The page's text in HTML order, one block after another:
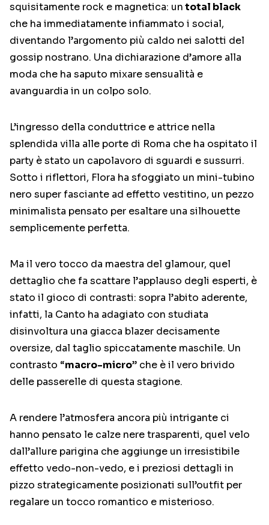
squisitamente rock e magnetica: untotal black
che ha immediatamente infiammato i social,
diventando l’argomento più caldo nei salotti del
gossip nostrano. Una dichiarazione d’amore alla
moda che ha saputo mixare sensualità e
avanguardia in un colpo solo.
L’ingresso della conduttrice e attrice nella
splendida villa alle porte di Roma che ha ospitato il
party è stato un capolavoro di sguardi e sussurri.
Sotto i riflettori, Flora ha sfoggiato un mini-tubino
nero super fasciante ad effetto vestitino, un pezzo
minimalista pensato per esaltare una silhouette
semplicemente perfetta.
Ma il vero tocco da maestra del glamour, quel
dettaglio che fa scattare l’applauso degli esperti, è
stato il gioco di contrasti: sopra l’abito aderente,
infatti, la Canto ha adagiato con studiata
disinvoltura una giacca blazer decisamente
oversize, dal taglio spiccatamente maschile. Un
contrasto “macro-micro” che è il vero brivido
delle passerelle di questa stagione.
A rendere l’atmosfera ancora più intrigante ci
hanno pensato le calze nere trasparenti, quel velo
dall’allure parigina che aggiunge un irresistibile
effetto vedo-non-vedo, e i preziosi dettagli in
pizzo strategicamente posizionati sull’outfit per
regalare un tocco romantico e misterioso.